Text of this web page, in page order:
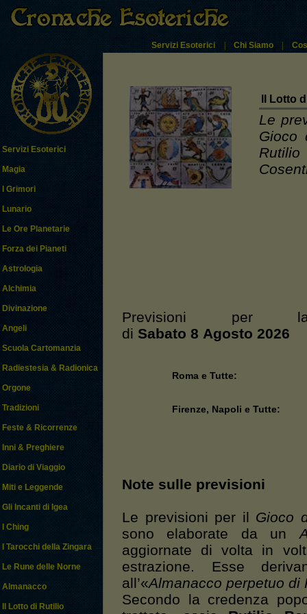
Servizi Esoterici | Chi Siamo |
Servizi Esoterici
Magia
I Grimori
Lunario
Le Ore Planetarie
Forza dei Pianeti
Astrologia
Alchimia
Divinazione
Angeli
Scuola Cartomanzia
Radiestesia & Radionica
Orgone
Tradizioni
Feste & Ricorrenze
Inni & Preghiere
Diario di Viaggio
Miti e Leggende
Gli Incanti di Igea
I Ching
I Tarocchi della Zingara
Le Rune delle Norne
Almanacco
Il Lotto di Rutilio
Il Lotto
Le
Gioco
Previsioni per la
di Sabato 8 Agosto 2026
Roma e Tutte:
Firenze, Napoli e Tutte:
Note sulle previsioni
Le previsioni per il Gioco
sono elaborate da un
aggiornate di volta in
estrazione. Esse
all’«Almanacco perpetuo di
Secondo la credenza